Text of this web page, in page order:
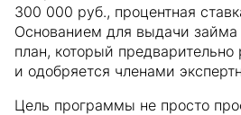
300 000 руб., процентная
Основанием для выдачи займа
план, который предварительно
и одобряется членами
Цель программы не просто